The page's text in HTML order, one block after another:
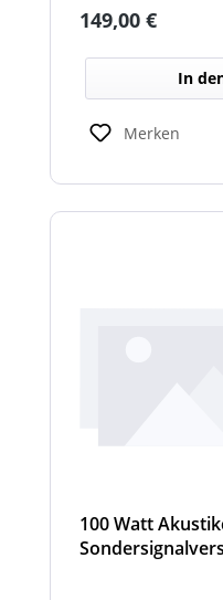
Regulärer Preis:
149,00 €
In
Merken
100 Watt